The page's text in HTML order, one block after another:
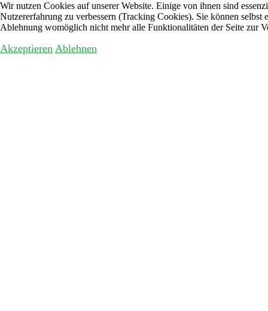
Wir nutzen Cookies auf unserer Website. Einige von ihnen sind
Nutzererfahrung zu verbessern (Tracking Cookies). Sie können selbst
Ablehnung womöglich nicht mehr alle Funktionalitäten der Seite zur
Akzeptieren Ablehnen